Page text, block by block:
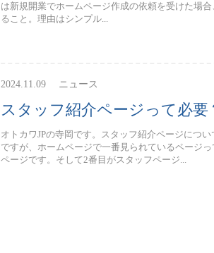
は新規開業でホームページ作成の依頼を受けた場
ること。理由はシンプル...
2024.11.09 ニュース
スタッフ紹介ページって必要
オトカワJPの寺岡です。スタッフ紹介ページにつ
ですが、ホームページで一番見られているページ
ページです。そして2番目がスタッフページ...